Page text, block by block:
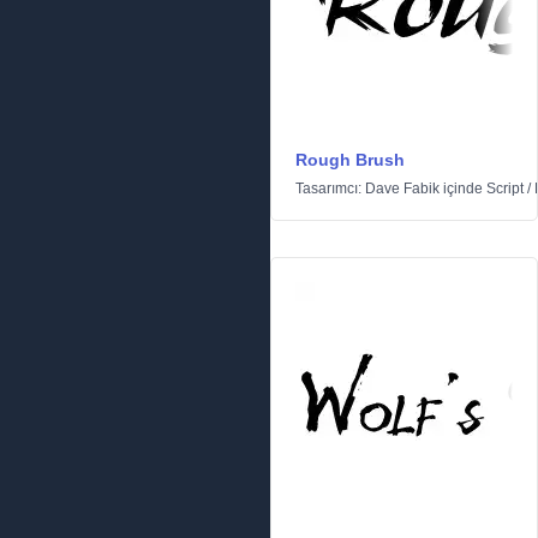
Rough Brush
Tasarımcı: Dave Fabik içinde Script/